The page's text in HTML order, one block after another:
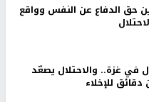
حق الدفاع عن النفس وواقع
في غزة.. والاحتلال يصعّد
دقائق للإخلاء